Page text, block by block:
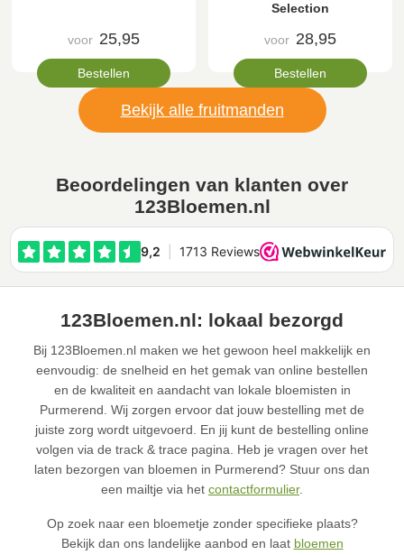
voor 25,95
Bestellen
Selection
voor 28,95
Bestellen
Bekijk alle fruitmanden
Beoordelingen van klanten over
123Bloemen.nl
123Bloemen.nl: lokaal bezorgd
Bij 123Bloemen.nl maken we het gewoon heel makkelijk en
eenvoudig: de snelheid en het gemak van online bestellen
en de kwaliteit en aandacht van lokale bloemisten in
Purmerend. Wij zorgen ervoor dat jouw bestelling met de
juiste zorg wordt uitgevoerd. En jij kunt de bestelling online
volgen via de track & trace pagina. Heb je vragen over het
laten bezorgen van bloemen in Purmerend? Stuur ons dan
een mailtje via het contactformulier.
Op zoek naar een bloemetje zonder specifieke plaats?
Bekijk dan ons landelijke aanbod en laat bloemen